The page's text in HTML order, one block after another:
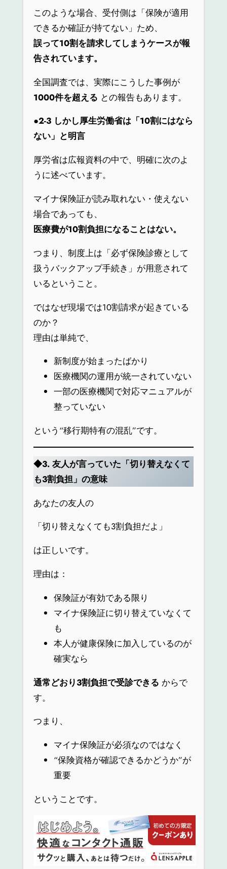
このような場合、受付側は「保険が適用
できるか確証が持てない」ため、
誤って10割を請求してしまうケースが報
告されています。
全国調査では、実際にこうした事例が
1000件を超える との報告もあります。
●2-3 しかし厚生労働省は「10割にはなら
ない」と明言
厚労省は広報資料の中で、明確に次のよ
うに述べています。
マイナ保険証が読み取れない・使えない
場合であっても、
医療費が10割負担になることはない。
つまり、制度上は「必ず保険診療として
扱うバックアップ手続き」が用意されて
いるということ。
ではなぜ現場では10割請求が起きている
のか？
理由は単純で、
新制度が始まったばかり
医療機関の運用が統一されていない
一部の医療機関で対応マニュアルが
整っていない
という“移行期特有の混乱”です。
◆3. 友人が言っていた「切り替えなくて
も3割負担」の意味
あなたの友人の
「切り替えなくても3割負担だよ」
は正しいです。
理由は：
保険証が有効である限り
マイナ保険証に切り替えていなくて
も
本人が健康保険に加入しているのが
確実なら
通常どおり3割負担で受診できる からで
す。
つまり、
マイナ保険証が必須なのではなく
“保険資格が確認できるかどうか”が
重要
ということです。